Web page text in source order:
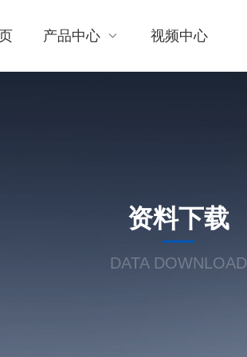
产品中心 视频中心
资料下载
DATA DOWNLOAD